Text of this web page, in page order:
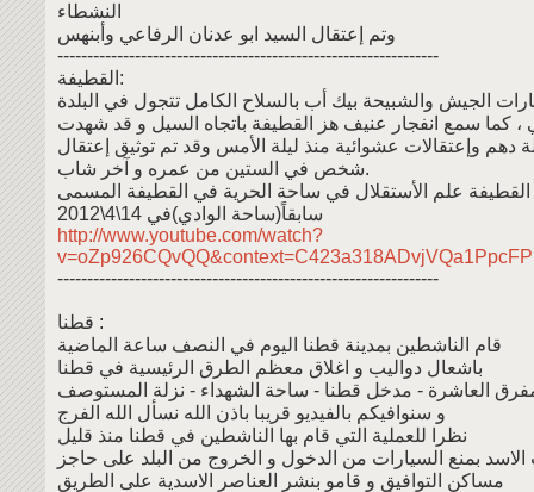
النشطاء
وتم إعتقال السيد ابو عدنان الرفاعي وأبنهس
----------------------------------------------------------------
القطيفة:
الجيش والشبيحة بيك أب بالسلاح الكامل تتجول في البلدة
، كما سمع انفجار عنيف هز القطيفة باتجاه السيل و قد شهدت
دهم وإعتقالات عشوائية منذ ليلة الأمس وقد تم توثيق إعتقال
شخص في الستين من عمره و آخر شاب.
علم الأستقلال في ساحة الحرية في القطيفة المسمى
سابقاً(ساحة الوادي)في 14\4\2012
http://www.youtube.com/watch?
----------------------------------------------------------------
قطنا :
قام الناشطين بمدينة قطنا اليوم في النصف ساعة الماضية
باشعال دواليب و اغلاق معظم الطرق الرئيسية في قطنا
العاشرة - مدخل قطنا - ساحة الشهداء - نزلة المستوصف
و سنوافيكم بالفيديو قريبا باذن الله نسأل الله الفرج
نظرا للعملية التي قام بها الناشطين في قطنا منذ قليل
بمنع السيارات من الدخول و الخروج من البلد على حاجز
مساكن التوافيق و قامو بنشر العناصر الاسدية على الطريق